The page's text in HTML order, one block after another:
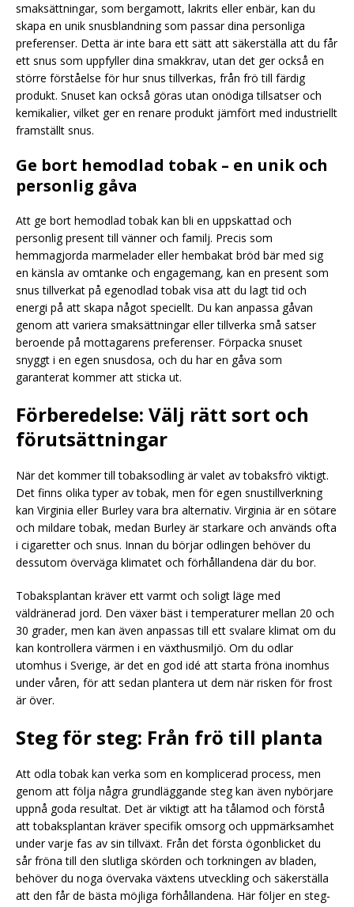
smaksättningar, som bergamott, lakrits eller enbär, kan du
skapa en unik snusblandning som passar dina personliga
preferenser. Detta är inte bara ett sätt att säkerställa att du får
ett snus som uppfyller dina smakkrav, utan det ger också en
större förståelse för hur snus tillverkas, från frö till färdig
produkt. Snuset kan också göras utan onödiga tillsatser och
kemikalier, vilket ger en renare produkt jämfört med industriellt
framställt snus.
Ge bort hemodlad tobak – en unik och
personlig gåva
Att ge bort hemodlad tobak kan bli en uppskattad och
personlig present till vänner och familj. Precis som
hemmagjorda marmelader eller hembakat bröd bär med sig
en känsla av omtanke och engagemang, kan en present som
snus tillverkat på egenodlad tobak visa att du lagt tid och
energi på att skapa något speciellt. Du kan anpassa gåvan
genom att variera smaksättningar eller tillverka små satser
beroende på mottagarens preferenser. Förpacka snuset
snyggt i en egen snusdosa, och du har en gåva som
garanterat kommer att sticka ut.
Förberedelse: Välj rätt sort och
förutsättningar
När det kommer till tobaksodling är valet av tobaksfrö viktigt.
Det finns olika typer av tobak, men för egen snustillverkning
kan Virginia eller Burley vara bra alternativ. Virginia är en sötare
och mildare tobak, medan Burley är starkare och används ofta
i cigaretter och snus. Innan du börjar odlingen behöver du
dessutom överväga klimatet och förhållandena där du bor.
Tobaksplantan kräver ett varmt och soligt läge med
väldränerad jord. Den växer bäst i temperaturer mellan 20 och
30 grader, men kan även anpassas till ett svalare klimat om du
kan kontrollera värmen i en växthusmiljö. Om du odlar
utomhus i Sverige, är det en god idé att starta fröna inomhus
under våren, för att sedan plantera ut dem när risken för frost
är över.
Steg för steg: Från frö till planta
Att odla tobak kan verka som en komplicerad process, men
genom att följa några grundläggande steg kan även nybörjare
uppnå goda resultat. Det är viktigt att ha tålamod och förstå
att tobaksplantan kräver specifik omsorg och uppmärksamhet
under varje fas av sin tillväxt. Från det första ögonblicket du
sår fröna till den slutliga skörden och torkningen av bladen,
behöver du noga övervaka växtens utveckling och säkerställa
att den får de bästa möjliga förhållandena. Här följer en steg-